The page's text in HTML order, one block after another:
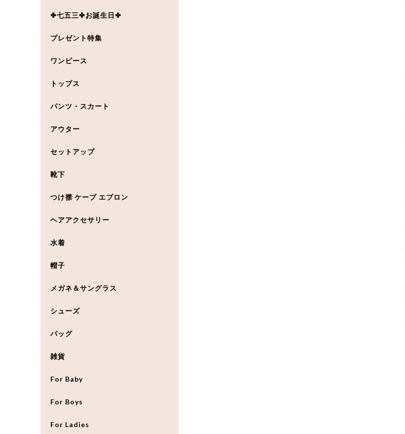
✤七五三✤お誕生日✤
プレゼント特集
ワンピース
トップス
パンツ・スカート
アウター
セットアップ
靴下
つけ襟 ケープ エプロン
ヘアアクセサリー
水着
帽子
メガネ＆サングラス
シューズ
バッグ
雑貨
For Baby
For Boys
For Ladies